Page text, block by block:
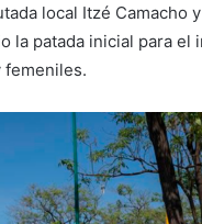
local Itzé
la patada inicial para
femeniles.